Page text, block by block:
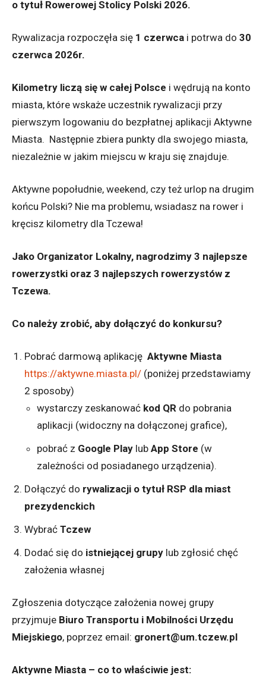
o tytuł Rowerowej Stolicy Polski 2026.
Rywalizacja rozpoczęła się 1 czerwca i potrwa do 30
czerwca 2026r.
Kilometry liczą się w całej Polsce i wędrują na konto
miasta, które wskaże uczestnik rywalizacji przy
pierwszym logowaniu do bezpłatnej aplikacji Aktywne
Miasta. Następnie zbiera punkty dla swojego miasta,
niezależnie w jakim miejscu w kraju się znajduje.
Aktywne popołudnie, weekend, czy też urlop na drugim
końcu Polski? Nie ma problemu, wsiadasz na rower i
kręcisz kilometry dla Tczewa!
Jako Organizator Lokalny, nagrodzimy 3 najlepsze
rowerzystki oraz 3 najlepszych rowerzystów z
Tczewa.
Co należy zrobić, aby dołączyć do konkursu?
Pobrać darmową aplikację Aktywne Miasta
https://aktywne.miasta.pl/ (poniżej przedstawiamy
2 sposoby)
wystarczy zeskanować kod QR do pobrania
aplikacji (widoczny na dołączonej grafice),
pobrać z Google Play lub App Store (w
zależności od posiadanego urządzenia).
Dołączyć do rywalizacji o tytuł RSP dla miast
prezydenckich
Wybrać Tczew
Dodać się do istniejącej grupy lub zgłosić chęć
założenia własnej
Zgłoszenia dotyczące założenia nowej grupy
przyjmuje Biuro Transportu i Mobilności Urzędu
Miejskiego, poprzez email: gronert@um.tczew.pl
Aktywne Miasta – co to właściwie jest: